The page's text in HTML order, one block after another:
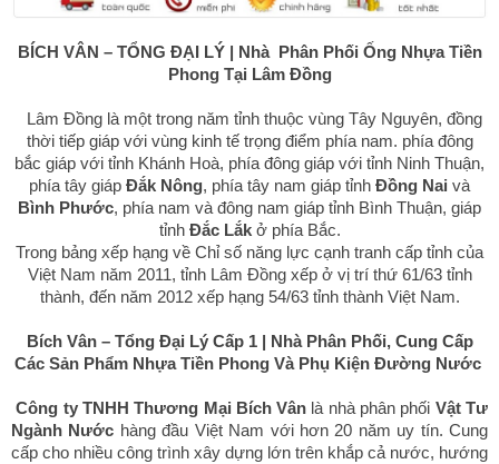
BÍCH VÂN – TỔNG ĐẠI LÝ | Nhà Phân Phối Ống Nhựa Tiền
PhongTại Lâm Đồng
Lâm Đồng là một trong năm tỉnh thuộc vùng Tây Nguyên, đồng
thời tiếp giáp với vùng kinh tế trọng điểm phía nam. phía đông
bắc giáp với tỉnh Khánh Hoà, phía đông giáp với tỉnh Ninh Thuận,
phía tây giáp Đắk Nông, phía tây nam giáp tỉnh Đồng Nai và
Bình Phước, phía nam và đông nam giáp tỉnh Bình Thuận, giáp
tỉnh Đắc Lắk ở phía Bắc.
Trong bảng xếp hạng về Chỉ số năng lực cạnh tranh cấp tỉnh của
Việt Nam năm 2011, tỉnh Lâm Đồng xếp ở vị trí thứ 61/63 tỉnh
thành, đến năm 2012 xếp hạng 54/63 tỉnh thành Việt Nam.
Bích Vân – Tổng Đại Lý Cấp 1 | Nhà Phân Phối, Cung Cấp
Các Sản Phẩm Nhựa Tiền Phong Và Phụ Kiện Đường Nước
Công ty TNHH Thương Mại Bích Vân là nhà phân phối Vật Tư
Ngành Nước hàng đầu Việt Nam với hơn 20 năm uy tín. Cung
cấp cho nhiều công trình xây dựng lớn trên khắp cả nước, hướng